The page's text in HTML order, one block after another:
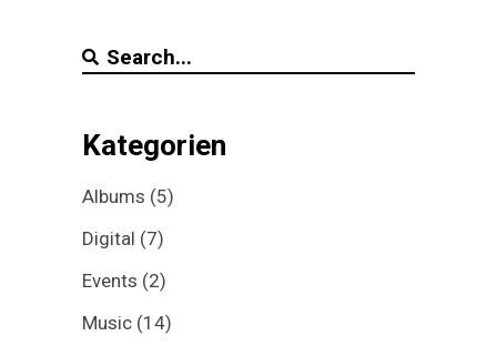
Search
for:
Kategorien
Albums (5)
Digital (7)
Events (2)
Music (14)